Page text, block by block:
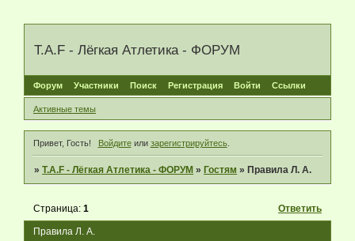
T.A.F - Лёгкая Атлетика - ФОРУМ
Форум Участники Поиск Регистрация Войти Ссылки
Активные темы
Привет, Гость! Войдитеили зарегистрируйтесь.
»T.A.F - Лёгкая Атлетика - ФОРУМ » Гостям » Правила Л. А.
Правила Л. А.
Страница:1 Ответить